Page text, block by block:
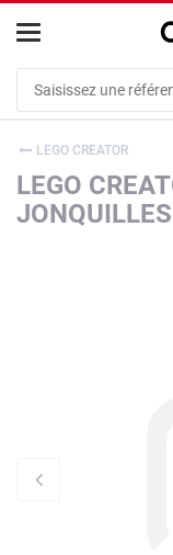
LEGO CREATOR
LEGO
JONQUILLES
Cookies management